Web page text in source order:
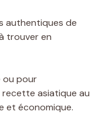
authentiques de
trouver en
ou pour
asiatique au
et économique.